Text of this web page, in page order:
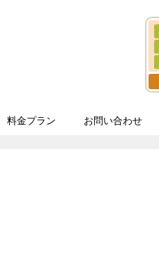
料金プラン お問い合わせ